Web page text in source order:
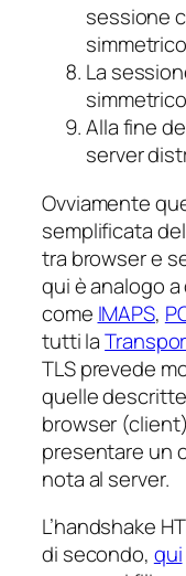
sessione
La
Alla fine
server
Ovviamente
semplificata
tra browser e
qui è analogo a
come IMAPS,
tutti la
TLS prevede
quelle
browser
presentare un
nota al server.
L’handshake
di secondo, qui